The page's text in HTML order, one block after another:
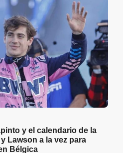
y el calendario de la
Lawson a la vez para
Bélgica